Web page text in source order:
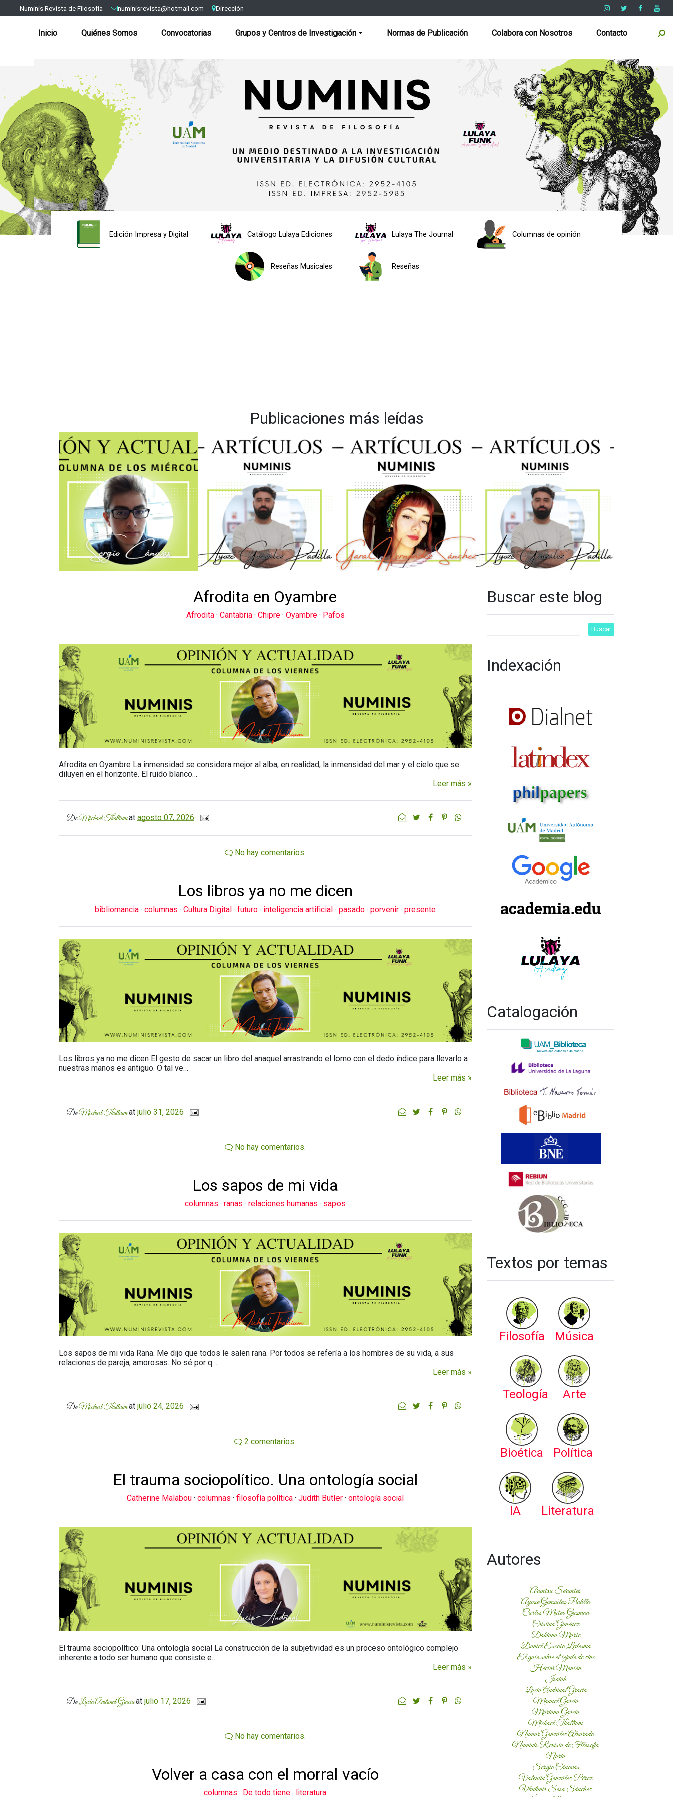
Numinis Revista de Filosofía numinisrevista@hotmail.com Dirección
Inicio Quiénes Somos Convocatorias Grupos y Centros de Investigación Normas de Publicación Colabora con Nosotros Contacto
Edición Impresa y Digital Catálogo Lulaya Ediciones Lulaya The Journal Columnas de opinión
Reseñas Musicales Reseñas
Publicaciones más leídas
Afrodita en Oyambre
Afrodita · Cantabria · Chipre · Oyambre · Pafos
Afrodita en Oyambre La inmensidad se considera mejor al alba; en realidad, la inmensidad del mar y el cielo que se
diluyen en el horizonte. El ruido blanco…
Leer más »
DeMichael Thalliumat agosto 07, 2026
No hay comentarios.
Los libros ya no me dicen
bibliomancia · columnas · Cultura Digital · futuro · inteligencia artificial · pasado · porvenir · presente
Los libros ya no me dicen El gesto de sacar un libro del anaquel arrastrando el lomo con el dedo índice para llevarlo a
nuestras manos es antiguo. O tal ve…
Leer más »
DeMichael Thalliumat julio 31, 2026
No hay comentarios.
Los sapos de mi vida
columnas · ranas · relaciones humanas · sapos
Los sapos de mi vida Rana. Me dijo que todos le salen rana. Por todos se refería a los hombres de su vida, a sus
relaciones de pareja, amorosas. No sé por q…
Leer más »
DeMichael Thalliumat julio 24, 2026
2 comentarios.
El trauma sociopolítico. Una ontología social
Catherine Malabou · columnas · filosofía política · Judith Butler · ontología social
El trauma sociopolítico: Una ontología social La construcción de la subjetividad es un proceso ontológico complejo
inherente a todo ser humano que consiste e…
Leer más »
DeLucía Andrinal Graciaat julio 17, 2026
No hay comentarios.
Volver a casa con el morral vacío
columnas · De todo tiene · literatura
Buscar este blog
Indexación
Catalogación
Textos por temas
Filosofía Música
Teología Arte
Bioética Política
IA Literatura
Autores
Arantxa Serantes
Ayoze González Padilla
Carlos Mateo Guzman
Cristina Giménez
Dahiana Marte
Daniel Escoto Ledesma
El gato sobre el tejado de zinc
Héctor Montón
Isaiah
Lucía Andrinal Gracia
Manuel García
Mariana García
Michael Thallium
Numar González Alvarado
Numinis Revista de Filosofía
Nuria
Sergio Cánovas
Valentín González Pérez
Vladimir Sosa Sánchez